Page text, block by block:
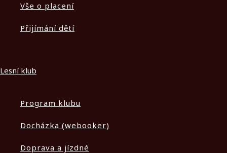
Vše o placení
Přijímání dětí
Lesní klub
Program klubu
Docházka (webooker)
Doprava a jízdné